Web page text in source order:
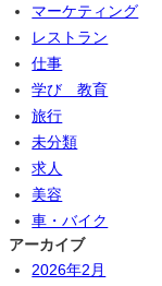
マーケティング
レストラン
仕事
学び 教育
旅行
未分類
求人
美容
車・バイク
アーカイブ
2026年2月